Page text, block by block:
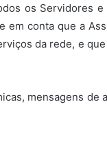
os Servidores e
em conta que a
da rede, e
mensagens de